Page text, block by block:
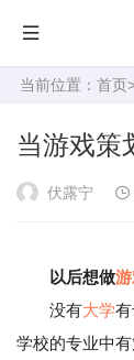
当前位置： 首页
当游戏策
伏露宁
以后想做
没有大学
学校的专业中